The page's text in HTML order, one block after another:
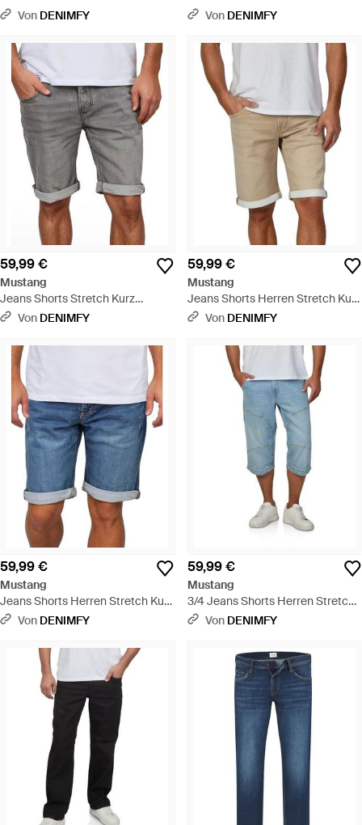
Regular Fit Chicago Real X - Blau
Von DENIMFY
Regular Fit Chicago Real X - Grün
Von DENIMFY
59,99 €
Mustang
Jeans Shorts Stretch Kurz
Regular Fit Chicago Real X - Grau
Von DENIMFY
59,99 €
Mustang
Jeans Shorts Herren Stretch Kurz
Regular Fit Chicago Real X - Weiß
Von DENIMFY
59,99 €
Mustang
Jeans Shorts Herren Stretch Kurz
Regular Fit Chicago Real X - Blau
Von DENIMFY
59,99 €
Mustang
3/4 Jeans Shorts Herren Stretch
Straight Fit Freemont - Blau
Von DENIMFY